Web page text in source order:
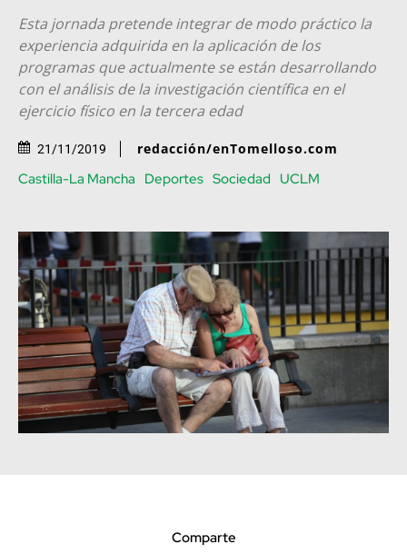
Esta jornada pretende integrar de modo práctico la
experiencia adquirida en la aplicación de los
programas que actualmente se están desarrollando
con el análisis de la investigación científica en el
ejercicio físico en la tercera edad
21/11/2019 redacción/enTomelloso.com
Castilla-La Mancha Deportes Sociedad UCLM
Comparte